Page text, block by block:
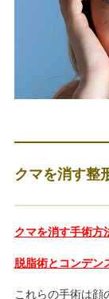
クマを消す整
クマを消す手術方
脱脂術と コンデン
これらの手術は顔